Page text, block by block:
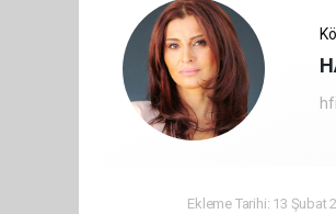
Ekleme Tarihi: 13 Şubat